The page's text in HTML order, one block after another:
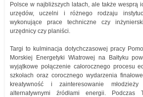
Polsce w najbliższych latach, ale także wesprą
urzędów, uczelni i różnego rodzaju
wykonujące prace techniczne czy
urzędnicy czy planiści.
Targi to kulminacja dotychczasowej pracy
Morskiej Energetyki Wiatrowej na Bałtyku
wyjątkowe połączenie całorocznego procesu
szkołach oraz corocznego wydarzenia
kreatywność i zainteresowanie
alternatywnymi źródłami energii. Podczas